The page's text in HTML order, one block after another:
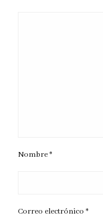
Nombre*
Correo electrónico *